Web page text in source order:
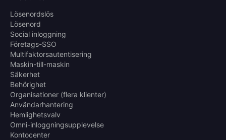
Lösenordslös
Lösenord
Social inloggning
Företags-SSO
Multifaktorsautentisering
Maskin-till-maskin
Säkerhet
Behörighet
Organisationer (flera klienter)
Användarhantering
Hemlighetsvalv
Omni-inloggningsupplevelse
Kontocenter